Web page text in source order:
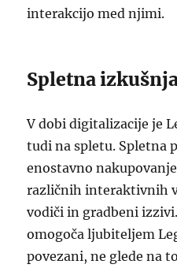
interakcijo med njimi.
Spletna
V dobi digitalizacije je
tudi na spletu. Spletna
enostavno
različnih interaktivnih
vodiči in gradbeni
omogoča ljubiteljem
povezani, ne glede na